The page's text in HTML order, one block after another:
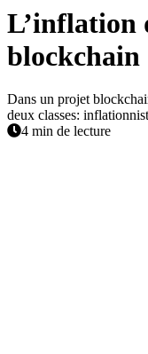
L’inflation
blockchain
Dans un projet
deux classes:
4 min de lecture